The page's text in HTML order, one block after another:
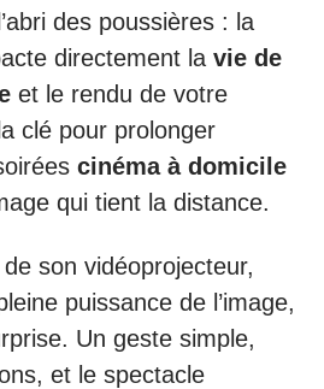
des poussières : la
directement la vie de
et le rendu de votre
clé pour prolonger
cinéma à domicile
qui tient la distance.
son vidéoprojecteur,
puissance de l’image,
Un geste simple,
et le spectacle